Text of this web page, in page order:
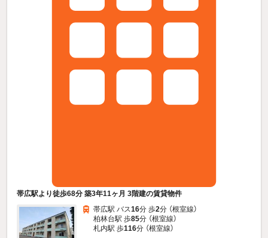
帯広駅より徒歩68分 築3年11ヶ月 3階建の賃貸物件
帯広駅 バス16分 歩2分 （根室線）
柏林台駅 歩85分 （根室線）
札内駅 歩116分 （根室線）